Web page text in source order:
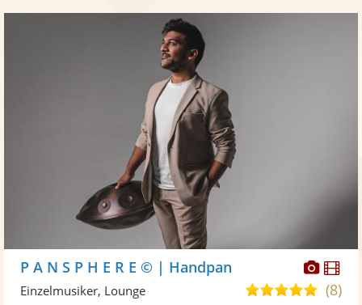
P A N S P H E R E © | Handpan
5,0(8)
Einzelmusiker, Lounge